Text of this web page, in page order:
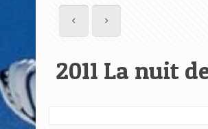
2011 La nuit